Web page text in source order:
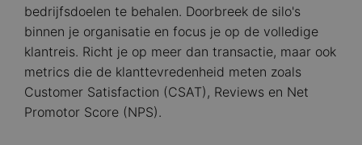
bedrijfsdoelen te behalen. Doorbreek de silo's
binnen je organisatie en focus je op de volledige
klantreis. Richt je op meer dan transactie, maar ook
metrics die de klanttevredenheid meten zoals
Customer Satisfaction (CSAT), Reviews en Net
Promotor Score (NPS).